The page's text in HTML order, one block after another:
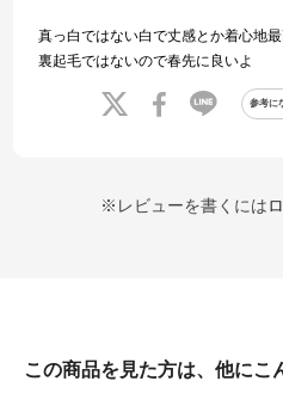
真っ白ではない白で丈感とか着心地最
裏起毛ではないので春先に良いよ
参考に
※レビューを書くには
この商品を見た方は、他にこ